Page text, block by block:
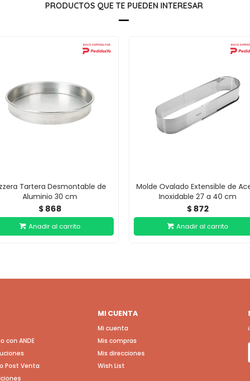
PRODUCTOS QUE TE PUEDEN INTERESAR
Tartera Desmontable de
Aluminio 30 cm
$ 868
Molde Ovalado Extensible de
Inoxidable 27 a 40 cm
$ 872
con ANDE
Post Venta
MI CUENTA
Mi cuenta
Mis compras
Mis direcciones
Wish List